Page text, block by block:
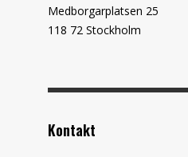
Medborgarplatsen 25
118 72 Stockholm
Kontakt